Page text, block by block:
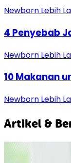
Newborn Lebih
4 Penyebab
Newborn Lebih
10 Makanan
Newborn Lebih
Artikel &